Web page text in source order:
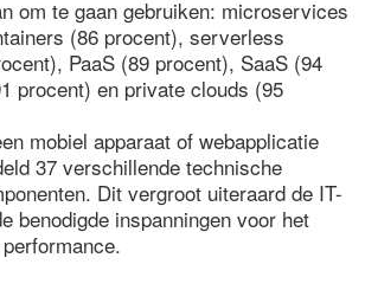
om te gaan gebruiken: microservices
(86 procent), serverless
PaaS (89 procent), SaaS (94
procent) en private clouds (95
mobiel apparaat of webapplicatie
37 verschillende technische
Dit vergroot uiteraard de IT-
benodigde inspanningen voor het